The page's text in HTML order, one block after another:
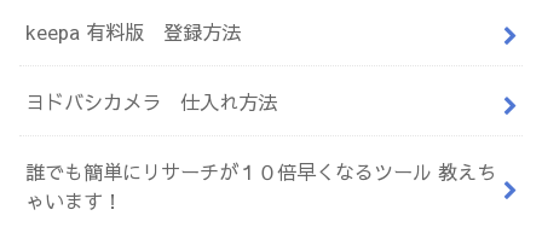
keepa 有料版 登録方法
ヨドバシカメラ 仕入れ方法
誰でも簡単にリサーチが１０倍早くなるツール 教えち
ゃいます！